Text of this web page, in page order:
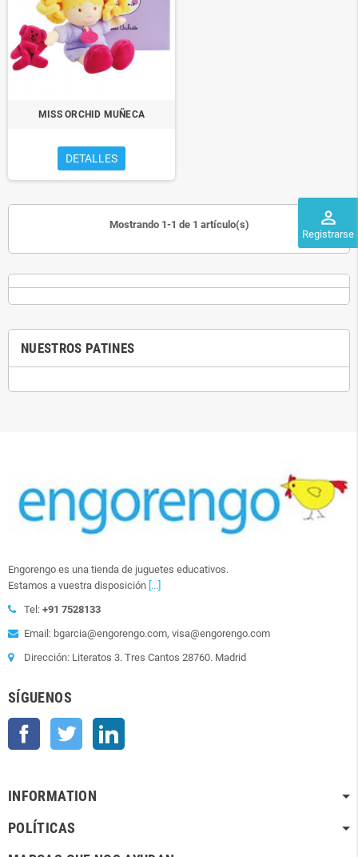
perm_identity
Registrarse
NUESTROS PATINES
MISS ORCHID MUÑECA
DETALLES
Mostrando 1-1 de 1 artículo(s)
Engorengo es una tienda de juguetes educativos.
Estamos a vuestra disposición [...]
Tel: +91 7528133
Email: bgarcia@engorengo.com, visa@engorengo.com
Dirección: Literatos 3. Tres Cantos 28760. Madrid
SÍGUENOS
Facebook Twitter
INFORMATION
POLÍTICAS